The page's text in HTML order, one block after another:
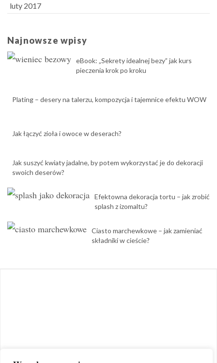
luty 2017
Najnowsze wpisy
eBook: „Sekrety idealnej bezy” jak kurs
pieczenia krok po kroku
Plating – desery na talerzu, kompozycja i tajemnice efektu WOW
Jak łączyć zioła i owoce w deserach?
Jak suszyć kwiaty jadalne, by potem wykorzystać je do dekoracji
swoich deserów?
Efektowna dekoracja tortu – jak zrobić
splash z izomaltu?
Ciasto marchewkowe – jak zamieniać
składniki w cieście?